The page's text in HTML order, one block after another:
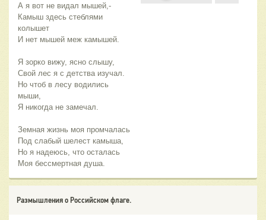
А я вот не видал мышей,-
Камыш здесь стеблями
колышет
И нет мышей меж камышей.
Я зорко вижу, ясно слышу,
Свой лес я с детства изучал.
Но чтоб в лесу водились
мыши,
Я никогда не замечал.
Земная жизнь моя промчалась
Под слабый шелест камыша,
Но я надеюсь, что осталась
Моя бессмертная душа.
Размышления о Российском флаге.